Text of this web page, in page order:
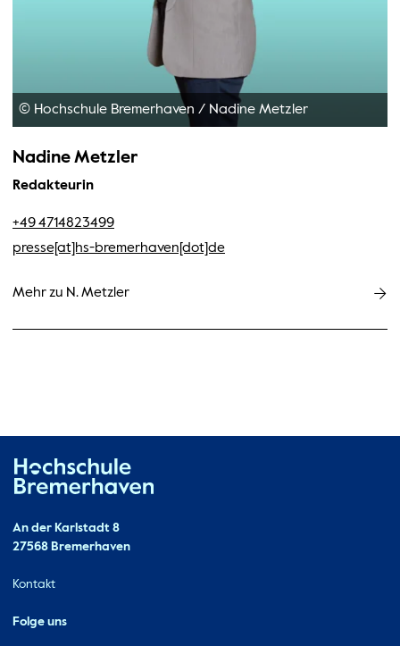
© Hochschule Bremerhaven / Nadine Metzler
Nadine Metzler
Redakteurin
+49 4714823499
presse[at]hs-bremerhaven[dot]de
Mehr zu N. Metzler
Kontakt
An der Karlstadt 8
27568 Bremerhaven
Ressourcen
Kontakt
Folge uns